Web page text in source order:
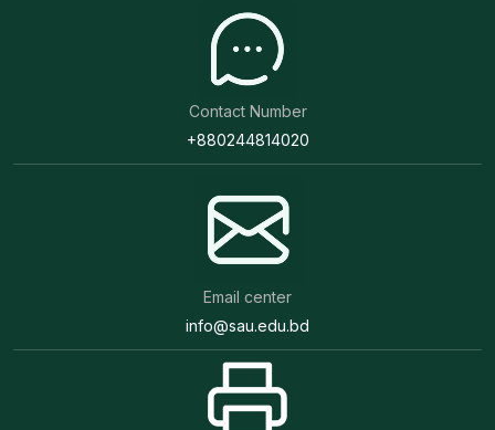
Contact Number
+880244814020
Email center
info@sau.edu.bd